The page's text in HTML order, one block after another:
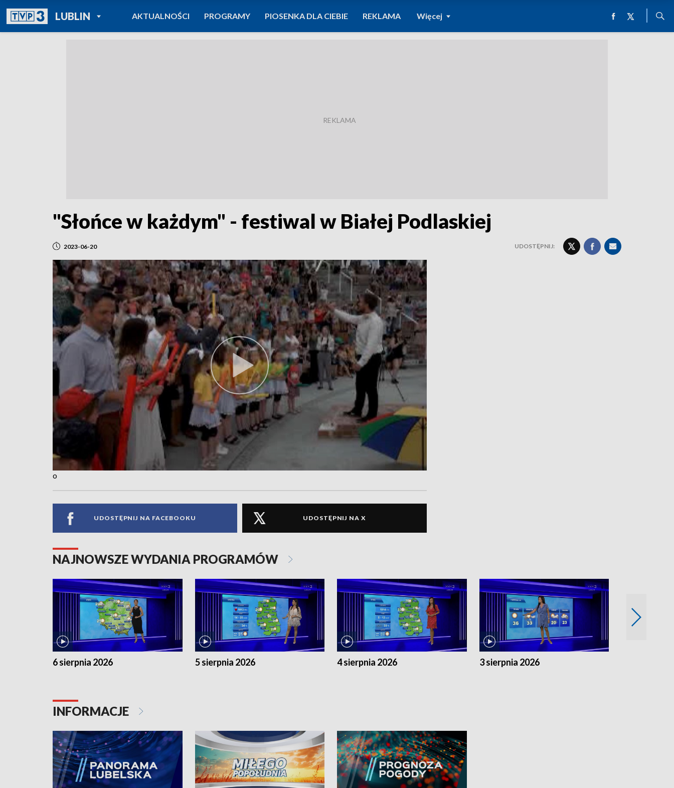
LUBLINPOWRÓT DO
TVP REGIONY
AKTUALNOŚCI PROGRAMY PIOSENKA DLA CIEBIE REKLAMA Więcej
"Słońce w każdym" - festiwal w Białej Podlaskiej
2023-06-20 UDOSTĘPNIJ:
o
UDOSTĘPNIJ NA FACEBOOKU UDOSTĘPNIJ NA X
NAJNOWSZE WYDANIA PROGRAMÓW
6 sierpnia 2026 5 sierpnia 2026 4 sierpnia 2026 3 sierpnia 2026
INFORMACJE